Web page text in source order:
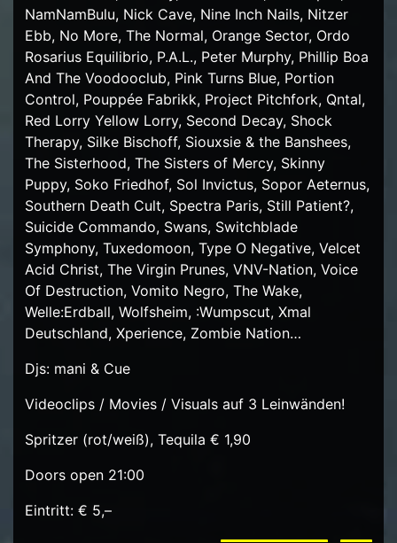
NamNamBulu, Nick Cave, Nine Inch Nails, Nitzer
Ebb, No More, The Normal, Orange Sector, Ordo
Rosarius Equilibrio, P.A.L., Peter Murphy, Phillip Boa
And The Voodooclub, Pink Turns Blue, Portion
Control, Pouppée Fabrikk, Project Pitchfork, Qntal,
Red Lorry Yellow Lorry, Second Decay, Shock
Therapy, Silke Bischoff, Siouxsie & the Banshees,
The Sisterhood, The Sisters of Mercy, Skinny
Puppy, Soko Friedhof, Sol Invictus, Sopor Aeternus,
Southern Death Cult, Spectra Paris, Still Patient?,
Suicide Commando, Swans, Switchblade
Symphony, Tuxedomoon, Type O Negative, Velcet
Acid Christ, The Virgin Prunes, VNV-Nation, Voice
Of Destruction, Vomito Negro, The Wake,
Welle:Erdball, Wolfsheim, :Wumpscut, Xmal
Deutschland, Xperience, Zombie Nation…
Djs: mani & Cue
Videoclips / Movies / Visuals auf 3 Leinwänden!
Spritzer (rot/weiß), Tequila € 1,90
Doors open 21:00
Eintritt: € 5,–